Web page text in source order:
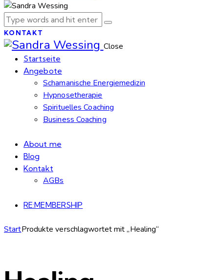
KONTAKT
Close
Startseite
Angebote
Schamanische Energiemedizin
Hypnosetherapie
Spirituelles Coaching
Business Coaching
About me
Blog
Kontakt
AGBs
RE:MEMBERSHIP
StartProdukte verschlagwortet mit „Healing“